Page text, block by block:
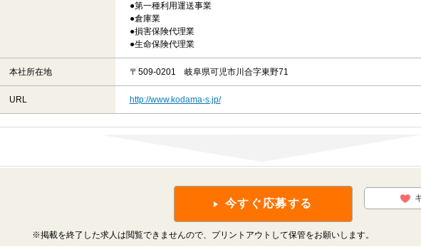
●第一種利用運送事業
●倉庫業
●損害保険代理業
●生命保険代理業
本社所在地 〒509-0201 岐阜県可児市川合字東野71
URL http://www.kodama-s.jp/
今すぐ応募する
※掲載を終了した求人は閲覧できませんので、プリントアウトして保管をお願いします。